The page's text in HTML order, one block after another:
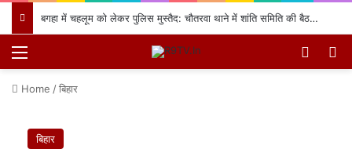
बगहा में चहलूम को लेकर पुलिस मुस्तैद: चौतरवा थाने में शांति समिति की बैठक, नियमों का उल्लंघन करने वालों पर होगी सख्त कार्रवाई
Home /बिहार
बिहार